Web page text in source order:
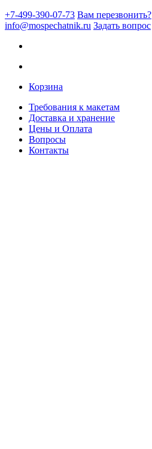
+7-499-390-07-73 Вам перезвонить?
info@mospechatnik.ru Задать вопрос
Корзина
Требования к макетам
Доставка и хранение
Цены и Оплата
Вопросы
Контакты